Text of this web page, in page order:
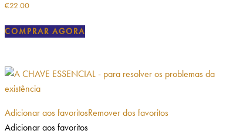
€22.00
COMPRAR AGORA
Adicionar aos favoritosRemover dos favoritos
Adicionar aos favoritos